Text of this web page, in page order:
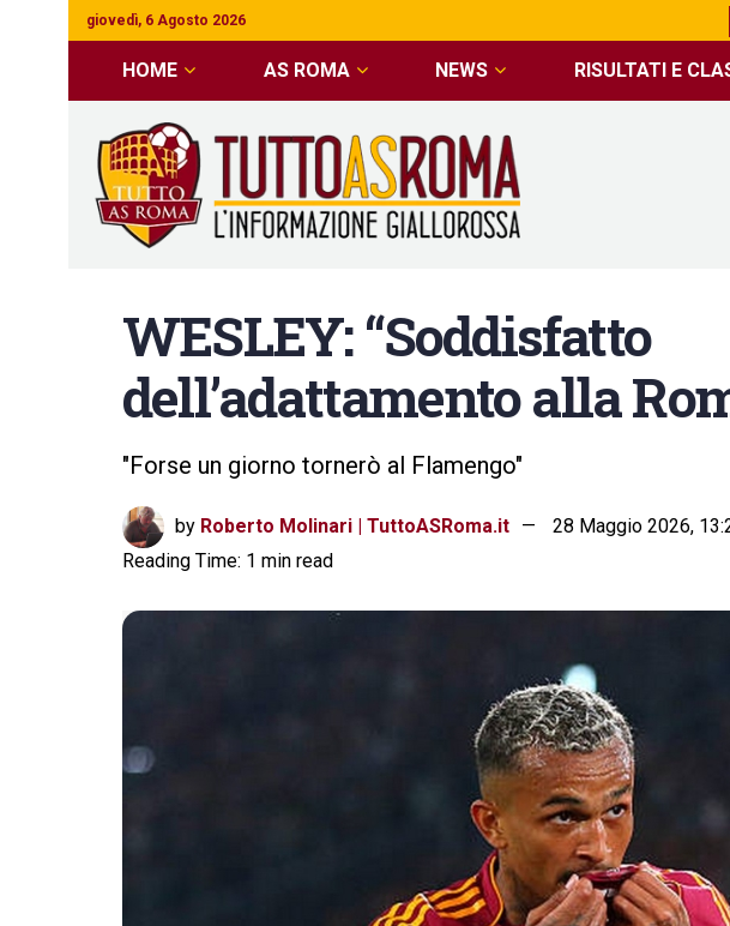
giovedì, 6 Agosto 2026
HOME AS ROMA NEWS RISULTATI E
WESLEY: “Soddisfatto
dell’adattamento alla
"Forse un giorno tornerò al Flamengo"
by Roberto Molinari | TuttoASRoma.it 28 Maggio 2026,
Reading Time: 1 min read